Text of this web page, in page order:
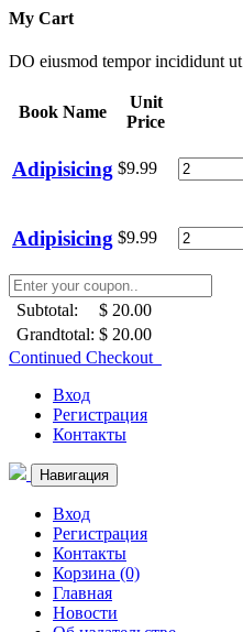
My Cart
DO eiusmod tempor incididunt
Book Name
Unit
Price
Adipisicing $9.99
Adipisicing $9.99
Subtotal:
$ 20.00
Grandtotal: $ 20.00
Continued Checkout
Вход
Регистрация
Контакты
Навигация
Вход
Регистрация
Контакты
Корзина (0)
Главная
Новости